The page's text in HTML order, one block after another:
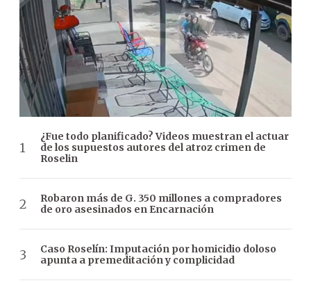
¿Fue todo planificado? Videos muestran el actuar
de los supuestos autores del atroz crimen de
Roselin
Robaron más de G. 350 millones a compradores
de oro asesinados en Encarnación
Caso Roselín: Imputación por homicidio doloso
apunta a premeditación y complicidad